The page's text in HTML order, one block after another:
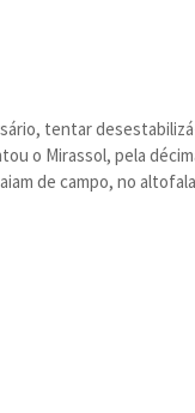
tentar
o Mirassol, pela
de campo, no